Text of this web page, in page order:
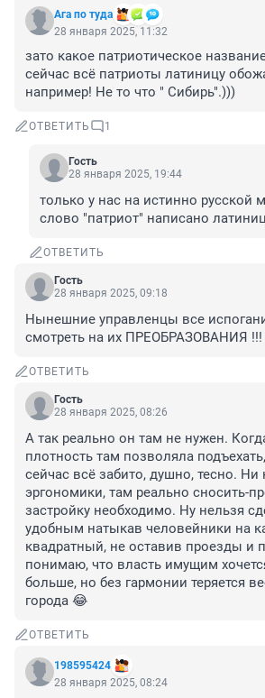
Ага по туда
28 января 2025, 11:32
зато какое патриотическое
сейчас всё патриоты латиницу
например! Не то что " Сибирь".)))
ОТВЕТИТЬ 1
Гость
28 января 2025, 19:44
только у нас на истинно русской
слово "патриот" написано
ОТВЕТИТЬ
Гость
28 января 2025, 09:18
Нынешние управленцы все
смотреть на их ПРЕОБРАЗОВАНИЯ !!!
ОТВЕТИТЬ
Гость
28 января 2025, 08:26
А так реально он там не нужен.
плотность там позволяла
сейчас всё забито, душно, тесно. Ни
эргономики, там реально сносить-
застройку необходимо. Ну нельзя
удобным натыкав человейники на
квадратный, не оставив проезды и
понимаю, что власть имущим
больше, но без гармонии теряется
города 😂
ОТВЕТИТЬ
198595424
28 января 2025, 08:24